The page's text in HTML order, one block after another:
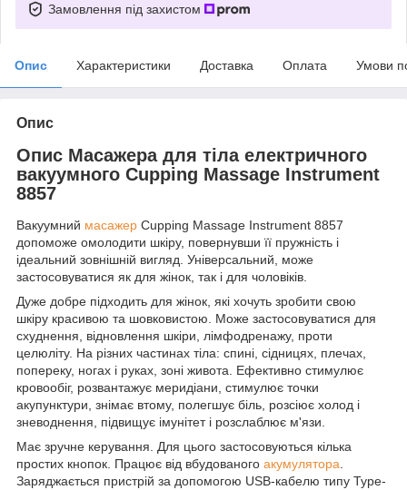
Замовлення під захистом
Опис Характеристики Доставка Оплата Умови
Опис
Опис Масажера для тіла електричного
вакуумного Cupping Massage Instrument
8857
Вакуумний масажер Cupping Massage Instrument 8857
допоможе омолодити шкіру, повернувши її пружність і
ідеальний зовнішній вигляд. Універсальний, може
застосовуватися як для жінок, так і для чоловіків.
Дуже добре підходить для жінок, які хочуть зробити свою
шкіру красивою та шовковистою. Може застосовуватися для
схуднення, відновлення шкіри, лімфодренажу, проти
целюліту. На різних частинах тіла: спині, сідницях, плечах,
попереку, ногах і руках, зоні живота. Ефективно стимулює
кровообіг, розвантажує меридіани, стимулює точки
акупунктури, знімає втому, полегшує біль, розсіює холод і
зневоднення, підвищує імунітет і розслаблює м'язи.
Має зручне керування. Для цього застосовуються кілька
простих кнопок. Працює від вбудованого акумулятора.
Заряджається пристрій за допомогою USB-кабелю типу Type-